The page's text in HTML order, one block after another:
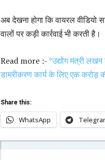
अब देखना होगा कि वायरल
वालों पर कड़ी कार्रवाई भी करती है।
Read more :-*उद्योग मंत्री
डामरीकरण कार्य के लिए एक करोड़
Share this:
WhatsApp